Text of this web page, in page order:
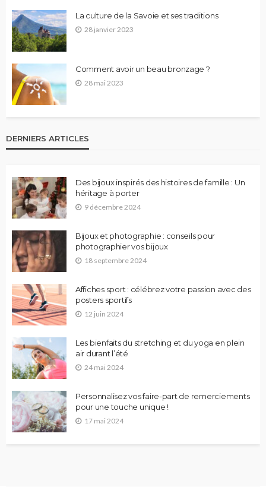
La culture de la Savoie et ses traditions
28 janvier 2023
Comment avoir un beau bronzage ?
28 mai 2023
DERNIERS ARTICLES
Des bijoux inspirés des histoires de famille : Un
héritage à porter
9 décembre 2024
Bijoux et photographie : conseils pour
photographier vos bijoux
18 septembre 2024
Affiches sport : célébrez votre passion avec des
posters sportifs
12 juin 2024
Les bienfaits du stretching et du yoga en plein
air durant l’été
24 mai 2024
Personnalisez vos faire-part de remerciements
pour une touche unique !
17 mai 2024